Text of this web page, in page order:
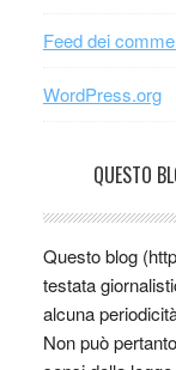
Feed dei
WordPress.org
QUESTO
Questo blog
testata
alcuna
Non può